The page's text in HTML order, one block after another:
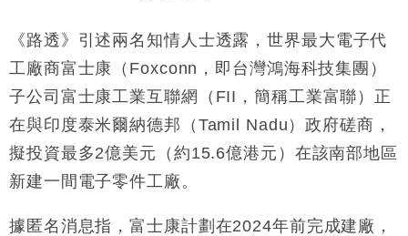
50%
15:59
財經｜SA售股自救後再出手 斥4億美元押注未上市公
市場落地
14:50
地產｜大酒店中期轉賺2300萬元 斥21億翻新香港及
東京半島
《路透》引述兩名知情人士透露，世界最大電子代
工廠商富士康（Foxconn，即台灣鴻海科技集團）
子公司富士康工業互聯網（FII，簡稱工業富聯）正
在與印度泰米爾納德邦（Tamil Nadu）政府磋商，
擬投資最多2億美元（約15.6億港元）在該南部地區
新建一間電子零件工廠。
據匿名消息指，富士康計劃在2024年前完成建廠，